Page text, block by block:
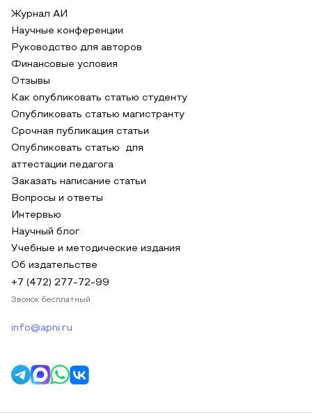
Журнал АИ
Научные конференции
Руководство для авторов
Финансовые условия
Отзывы
Как опубликовать статью студенту
Опубликовать статью магистранту
Срочная публикация статьи
Опубликовать статью для
аттестации педагога
Заказать написание статьи
Вопросы и ответы
Интервью
Научный блог
Учебные и методические издания
Об издательстве
+7 (472) 277-72-99
Звонок бесплатный
info@apni.ru